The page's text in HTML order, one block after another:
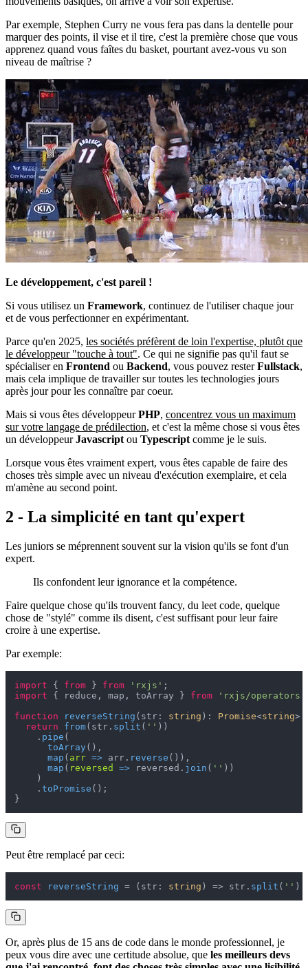
Par exemple, Stephen Curry ne vous fera pas dans la dentelle pour
marquer des points, il vise et il tire, c'est la première chose que vous
apprenez quand vous faîtes du basket, pourtant avez-vous vu son
niveau de maîtrise ?
Le développement, c'est pareil !
Si vous utilisez un Framework, continuez de l'utiliser chaque jour
et de vous perfectionner en expérimentant.
Parce qu'en 2025, les sociétés préfèrent de loin l'expertise, plutôt que
le développeur "touche à tout". Ce qui ne signifie pas qu'il faut se
spécialiser en Frontend ou Backend, vous pouvez resterFullstack,
mais cela implique de travailler sur toutes les technologies jours
après jour pour les connaître par coeur.
Mais si vous êtes développeurPHP, concentrez vous un maximum
sur votre langage de prédilection, et c'est la même chose si vous êtes
un développeurJavascript ou Typescript comme je le suis.
Lorsque vous êtes vraiment expert, vous êtes capable de faire des
choses très simple avec un niveau d'exécution exemplaire, et cela
m'amène au second point.
2 - La simplicité en tant qu'expert
Les juniors se méprennent souvent sur la vision qu'ils se font d'un
expert.
Ils confondent leur ignorance et la compétence.
Faire quelque chose qu'ils trouvent fancy, du leet code, quelque
chose de "stylé" comme ils disent, c'est suffisant pour leur faire
croire à une expertise.
Par exemple:
import { from } from 'rxjs'
import { reduce, map, toArray } from 'rxjs/operators'
function
reverseString ( str: string ): Promise<string>
return
from(str. split ( '' ))
    .
pipe (
toArray (),
map ( arr => arr. reverse ()),
map ( reversed => reversed. join ( '' ))
    )
    .
toPromise ();
Peut être remplacé par ceci:
const reverseString = ( str: string ) => str. split ( '' ).
Or, après plus de 15 ans de code dans le monde professionnel, je
peux vous dire avec une certitude absolue, que les meilleurs devs